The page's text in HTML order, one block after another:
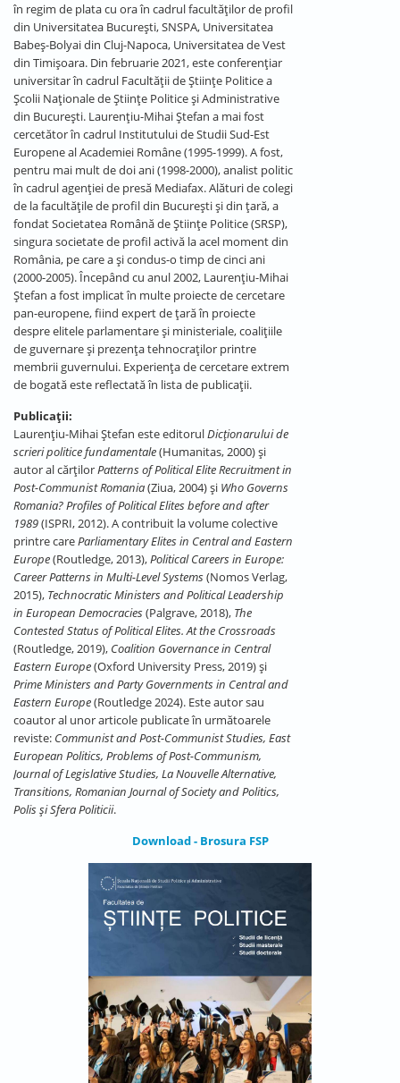
în regim de plata cu ora în cadrul facultăților de profil
din Universitatea București, SNSPA, Universitatea
Babeș-Bolyai din Cluj-Napoca, Universitatea de Vest
din Timișoara. Din februarie 2021, este conferențiar
universitar în cadrul Facultății de Științe Politice a
Școlii Naționale de Științe Politice și Administrative
din București. Laurenţiu-Mihai Ştefan a mai fost
cercetător în cadrul Institutului de Studii Sud-Est
Europene al Academiei Române (1995-1999). A fost,
pentru mai mult de doi ani (1998-2000), analist politic
în cadrul agenţiei de presă Mediafax. Alături de colegi
de la facultățile de profil din București și din țară, a
fondat Societatea Română de Ştiinţe Politice (SRSP),
singura societate de profil activă la acel moment din
România, pe care a şi condus-o timp de cinci ani
(2000-2005). Începând cu anul 2002, Laurențiu-Mihai
Ștefan a fost implicat în multe proiecte de cercetare
pan-europene, fiind expert de ţară în proiecte
despre elitele parlamentare şi ministeriale, coaliţiile
de guvernare şi prezenţa tehnocraţilor printre
membrii guvernului. Experiența de cercetare extrem
de bogată este reflectată în lista de publicații.
Publicații:
Laurenţiu-Mihai Ştefan este editorulDicţionarului de
scrieri politice fundamentale(Humanitas, 2000) şi
autor al cărţilorPatterns of Political Elite Recruitment in
Post-Communist Romania(Ziua, 2004) şi Who Governs
Romania? Profiles of Political Elites before and after
1989(ISPRI, 2012). A contribuit la volume colective
printre careParliamentary Elites in Central and Eastern
Europe(Routledge, 2013),Political Careers in Europe:
Career Patterns in Multi-Level Systems(Nomos Verlag,
2015), Technocratic Ministers and Political Leadership
in European Democracies(Palgrave, 2018), The
Contested Status of Political Elites. At the Crossroads
(Routledge, 2019), Coalition Governance in Central
Eastern Europe(Oxford University Press, 2019) și
Prime Ministers and Party Governments in Central and
Eastern Europe(Routledge 2024). Este autor sau
coautor al unor articole publicate în următoarele
reviste: Communist and Post-Communist Studies, East
European Politics, Problems of Post-Communism,
Journal of Legislative Studies, La Nouvelle Alternative,
Transitions, Romanian Journal of Society and Politics,
Polis şi Sfera Politicii.
Download - Brosura FSP